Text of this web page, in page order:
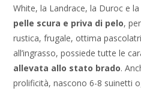
White, la Landrace, la Duroc e
pelle scura e priva di pelo,
rustica, frugale, ottima
all’ingrasso, possiede tutte le
allevata allo stato brado.
prolificità, nascono 6-8 suinetti